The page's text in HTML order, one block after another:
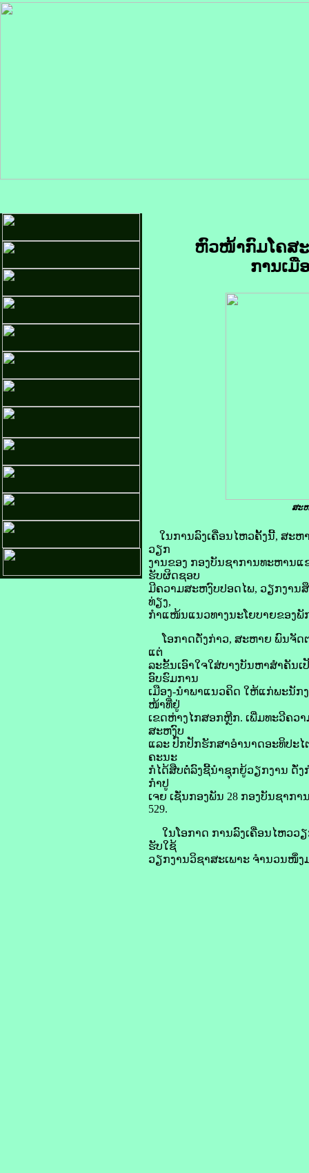
ຫົວໜ້າກົມໂຄສະ
ການເມື
ສະ
ໃນການລົງເຄື່ອນໄຫວຄັ້ງນີ້, ສະ
ວຽກ
ງານຂອງ ກອງບັນຊາການທະຫານແ
ຮັບຜິດຊອບ
ມີຄວາມສະຫງົບປອດໄພ, ວຽກງານ
ທ່ຽງ,
ກຳແໜ້ນແນວທາງນະໂຍບາຍຂອງພັ
ໂອກາດດັ່ງກ່າວ, ສະຫາຍ ພົນຈັດ
ແຕ່
ລະຂັ້ນເອົາໃຈໃສ່ບາງບັນຫາສຳຄັນ
ອົບຮົມການ
ເມືອງ-ນໍາພາແນວຄິດ ໃຫ້ແກ່ພະນັກ
ໜ້າທີ່ຢູ່
ເຂດຫ່າງໄກສອກຫຼີກ. ເພີ່ມທະວີຄວ
ສະຫງົບ
ແລະ ປົກປັກຮັກສາອຳນາດອະທິປະ
ຄະນະ
ກໍໄດ້ສືບຕໍ່ລົງຊີ້ນຳຊຸກຍູ້ວຽກງານ ດັ່
ກຳປູ
ເຈຍ ເຊັ່ນກອງພັນ 28 ກອງບັນຊາ
529.
ໃນໂອກາດ‎ ການລົງເຄື່ອນໄຫວວ
ຮັບໃຊ້
ວຽກງານວິຊາສະເພາະ ຈຳນວນໜຶ່